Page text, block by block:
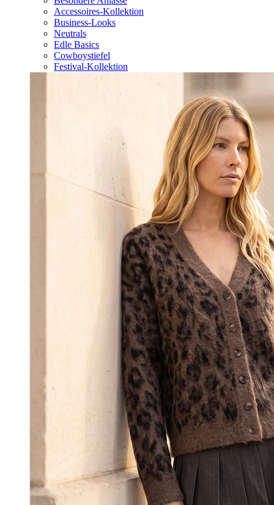
Accessoires-Kollektion
Business-Looks
Neutrals
Edle Basics
Cowboystiefel
Festival-Kollektion